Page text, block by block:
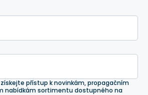
přístup k novinkám, propagačním
nabídkám sortimentu dostupného na